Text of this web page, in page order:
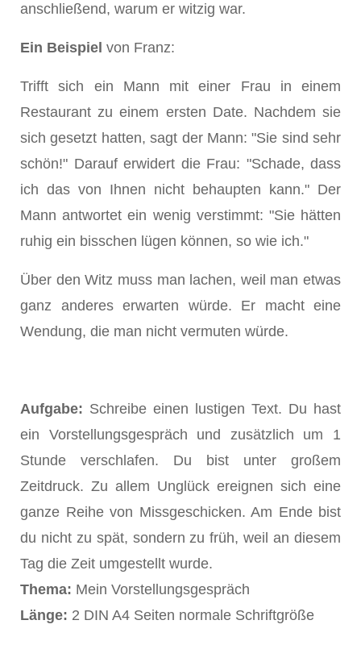
anschließend, warum er witzig war.
Ein Beispiel von Franz:
Trifft sich ein Mann mit einer Frau in einem
Restaurant zu einem ersten Date. Nachdem sie
sich gesetzt hatten, sagt der Mann: "Sie sind sehr
schön!" Darauf erwidert die Frau: "Schade, dass
ich das von Ihnen nicht behaupten kann." Der
Mann antwortet ein wenig verstimmt: "Sie hätten
ruhig ein bisschen lügen können, so wie ich."
Über den Witz muss man lachen, weil man etwas
ganz anderes erwarten würde. Er macht eine
Wendung, die man nicht vermuten würde.
Aufgabe: Schreibe einen lustigen Text. Du hast
ein Vorstellungsgespräch und zusätzlich um 1
Stunde verschlafen. Du bist unter großem
Zeitdruck. Zu allem Unglück ereignen sich eine
ganze Reihe von Missgeschicken. Am Ende bist
du nicht zu spät, sondern zu früh, weil an diesem
Tag die Zeit umgestellt wurde.
Thema: Mein Vorstellungsgespräch
Länge: 2 DIN A4 Seiten normale Schriftgröße